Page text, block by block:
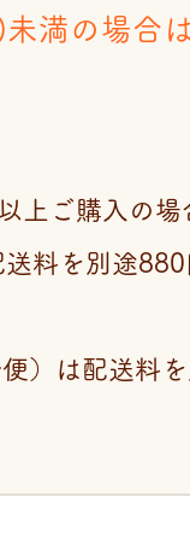
満の場合
上ご購入の場
料を別途
）は配送料